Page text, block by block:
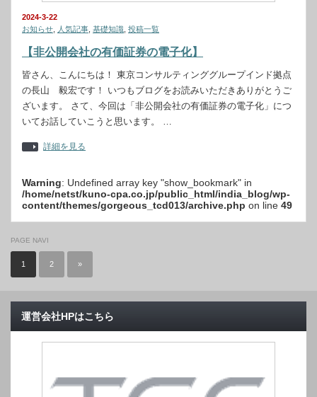
2024-3-22
お知らせ
人気記事 基礎知識 投稿一覧
【非公開会社の有価証券の電子化】
皆さん、こんにちは！ 東京コンサルティンググループインド拠点
の長山 毅宏です！ いつもブログをお読みいただきありがとうご
ざいます。 さて、今回は「非公開会社の有価証券の電子化」につ
いてお話していこうと思います。 …
詳細を見る
Warning: Undefined array key "show_bookmark" in
/home/netst/kuno-cpa.co.jp/public_html/india_blog/wp-
content/themes/gorgeous_tcd013/archive.php on line 49
PAGE NAVI
1 2 »
運営会社HPはこちら